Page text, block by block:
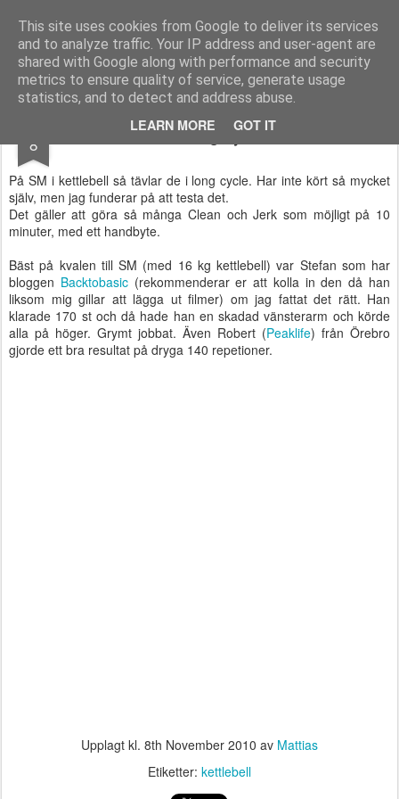
This site uses cookies from Google to deliver its services
and to analyze traffic. Your IP address and user-agent are
shared with Google along with performance and security
metrics to ensure quality of service, generate usage
statistics, and to detect and address abuse.
LEARN MORE GOT IT
Functional Fitness by Mattias - Träningsinspiration & träningsfilmer
Pages
8 Long cycle
På SM i kettlebell så tävlar de i long cycle. Har inte kört så mycket
själv, men jag funderar på att testa det.
Det gäller att göra så många Clean och Jerk som möjligt på 10
minuter, med ett handbyte.
Bäst på kvalen till SM (med 16 kg kettlebell) var Stefan som har
bloggen Backtobasic(rekommenderar er att kolla in den då han
liksom mig gillar att lägga ut filmer) om jag fattat det rätt. Han
klarade 170 st och då hade han en skadad vänsterarm och körde
alla på höger. Grymt jobbat. Även Robert (Peaklife) från Örebro
gjorde ett bra resultat på dryga 140 repetioner.
Upplagt kl. 8th November 2010 av Mattias
Etiketter: kettlebell